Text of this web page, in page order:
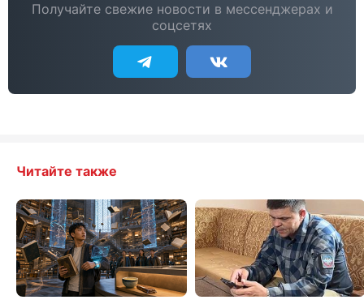
Получайте свежие новости в мессенджерах и
соцсетях
Читайте также